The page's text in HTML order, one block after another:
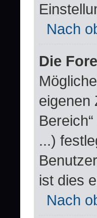
Nach
Die
eigenen
...)
ist dies
Nach